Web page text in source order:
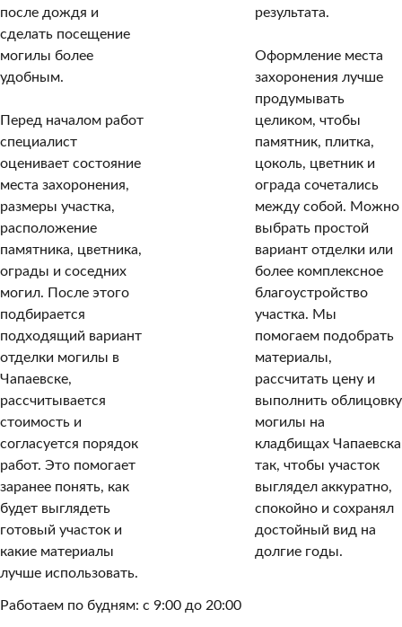
после дождя и
сделать посещение
могилы более
удобным.
Перед началом работ
специалист
оценивает состояние
места захоронения,
размеры участка,
расположение
памятника, цветника,
ограды и соседних
могил. После этого
подбирается
подходящий вариант
отделки могилы в
Чапаевске,
рассчитывается
стоимость и
согласуется порядок
работ. Это помогает
заранее понять, как
будет выглядеть
готовый участок и
какие материалы
лучше использовать.
результата.
Оформление места
захоронения лучше
продумывать
целиком, чтобы
памятник, плитка,
цоколь, цветник и
ограда сочетались
между собой. Можно
выбрать простой
вариант отделки или
более комплексное
благоустройство
участка. Мы
помогаем подобрать
материалы,
рассчитать цену и
выполнить облицовку
могилы на
кладбищах Чапаевска
так, чтобы участок
выглядел аккуратно,
спокойно и сохранял
достойный вид на
долгие годы.
Работаем по будням: с 9:00 до 20:00